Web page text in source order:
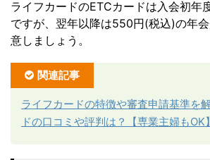
ライフカードのETCカードは入会初年
ですが、翌年以降は550円(税込)の年
意しましょう。
関連記事
ライフカードの特徴や審査申請基準を
ドの口コミや評判は？【専業主婦もOK】